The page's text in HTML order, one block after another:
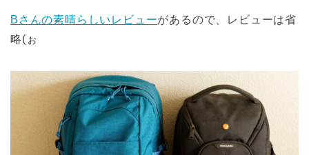
Bさんの素晴らしいレビューがあるので、レビューは省
略(ぉ